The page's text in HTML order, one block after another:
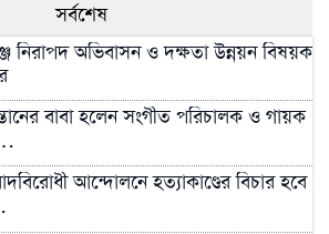
সর্বশেষ
নিরাপদ অভিবাসন ও দক্ষতা উন্নয়ন বিষয়ক
বাবা হলেন সংগীত পরিচালক ও গায়ক
আন্দোলনে হত্যাকাণ্ডের বিচার হবে